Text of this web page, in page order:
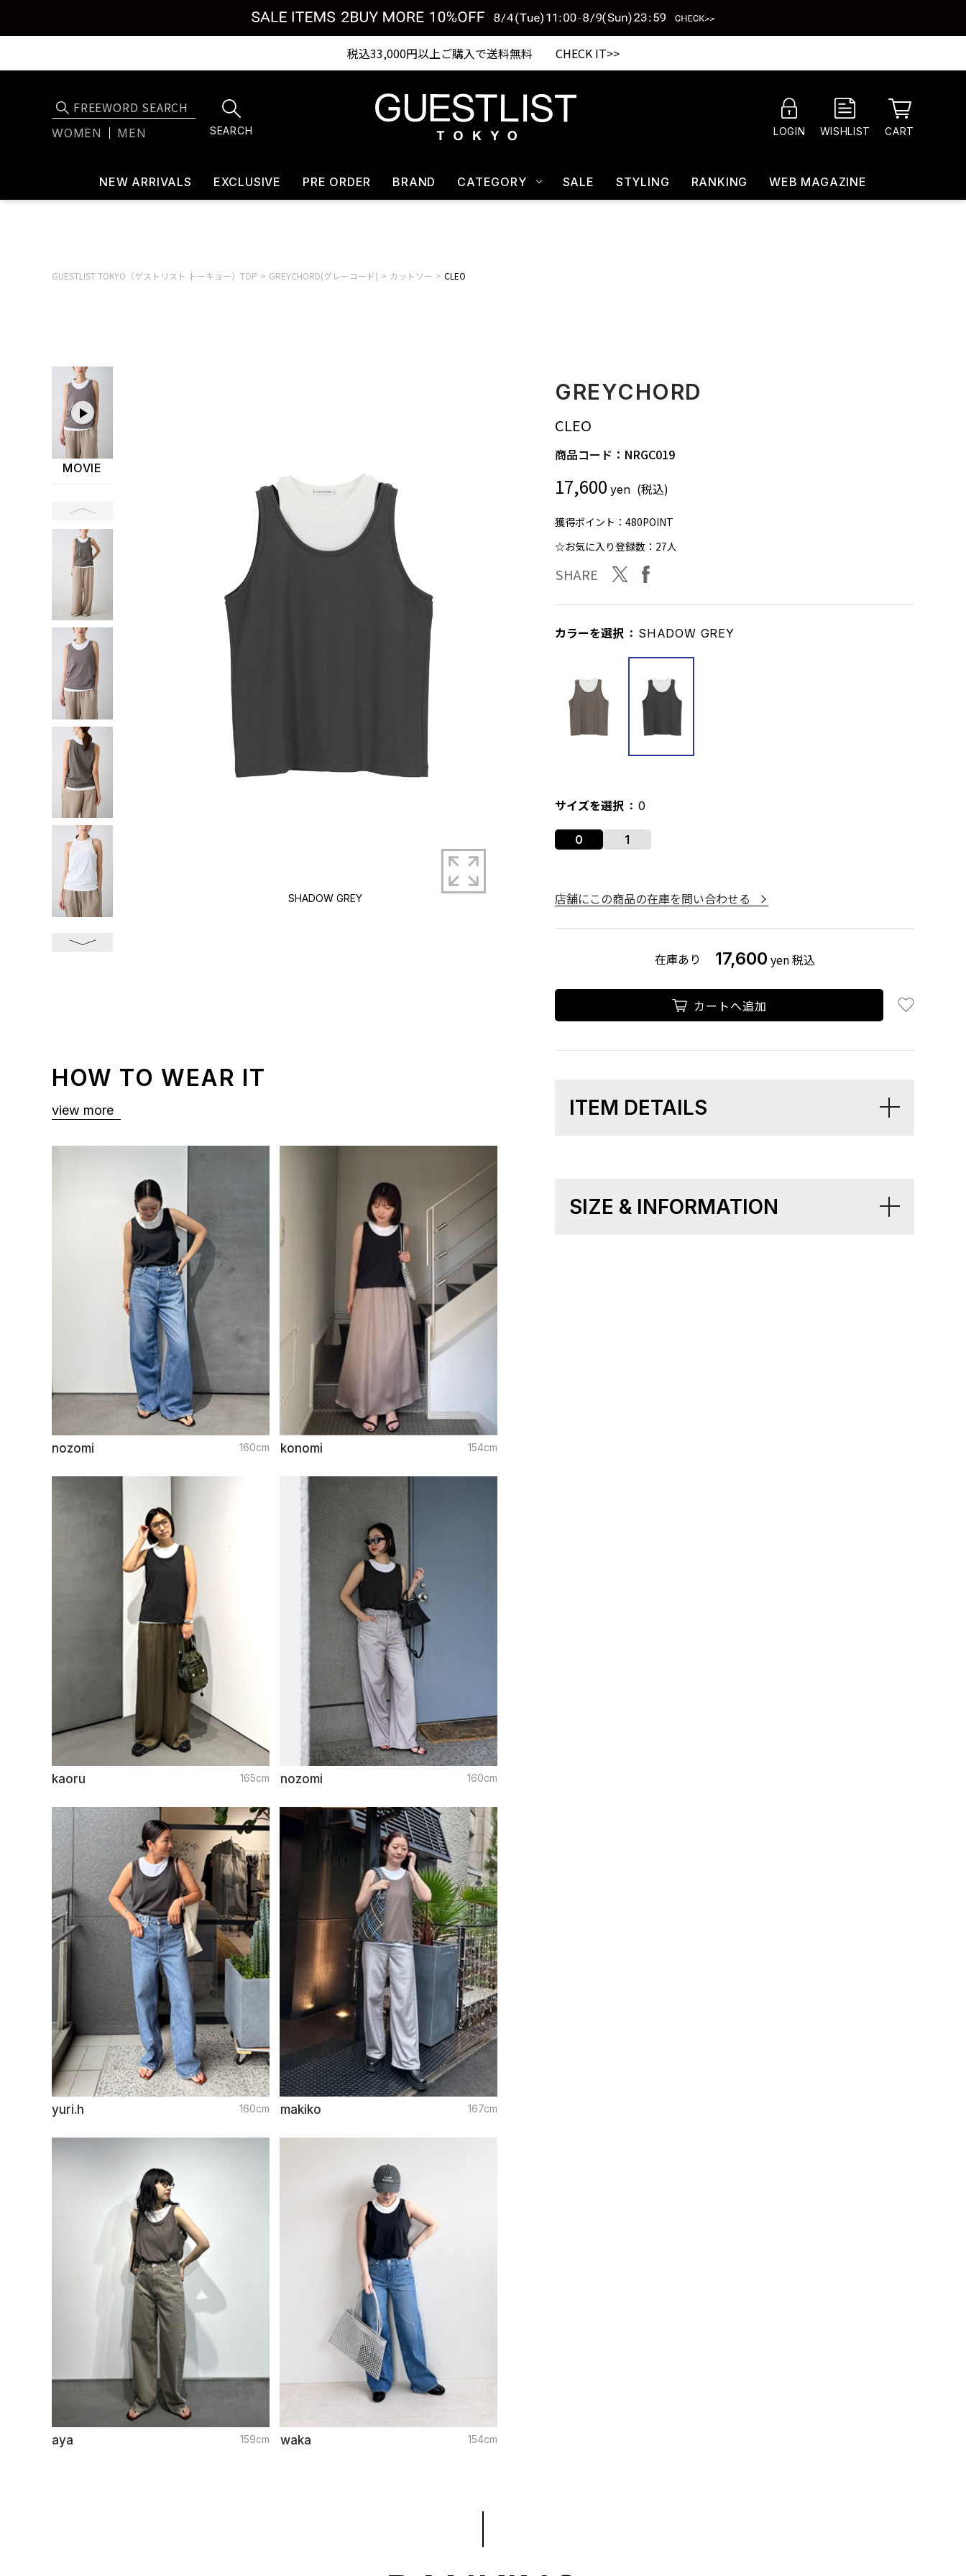
税込33,000円以上ご購入で送料無料 CHECK IT>>
Shopping from outside Japan? Visit our Global Site here. >>
WOMEN MEN SEARCH LOGIN WISHLIST CART
NEW ARRIVALS EXCLUSIVE PRE ORDER BRAND CATEGORY SALE STYLING RANKING WEB MAGAZINE
GUESTLIST TOKYO（ゲストリスト トーキョー）TOP GREYCHORD(グレーコード) カットソー CLEO
MOVIE
SHADOW GREY
モデル身長： 168cm 着用サイズ：
HOW TO WEAR IT
view more
nozomi 160cm konomi 154cm
kaoru 165cm nozomi 160cm
yuri.h 160cm makiko 167cm
aya 159cm waka 154cm
GREYCHORD
CLEO
商品コード： NRGC019
17,600 yen (税込)
獲得ポイント： 480POINT
☆お気に入り登録数： 27人
SHARE twitterfacebook
カラーを選択 SHADOW GREY
サイズを選択 0
0 1
店舗にこの商品の在庫を問い合わせる
在庫あり 17,600 yen税込
カートへ追加
ITEM DETAILS
SIZE & INFORMATION